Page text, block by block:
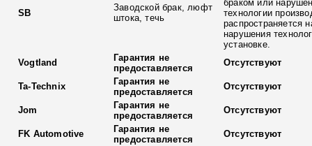
SB
Заводской брак, люфт
штока, течь
браком или
технологии
распространяется
нарушения
установке.
Vogtland
Гарантия не
предоставляется
Отсутствуют
Ta-Technix
Гарантия не
предоставляется
Отсутствуют
Jom
Гарантия не
предоставляется
Отсутствуют
FK Automotive
Гарантия не
предоставляется
Отсутствуют